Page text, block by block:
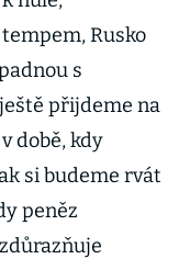
Rusko
s
přijdeme na
době, kdy
si budeme rvát
peněz